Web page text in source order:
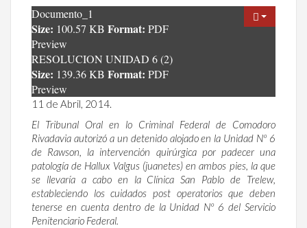
Documento_1
Size: 100.57 KB Format: PDF
Preview
RESOLUCION UNIDAD 6 (2)
Size: 139.36 KB Format: PDF
Preview
11 de Abril, 2014.
El Tribunal Oral en lo Criminal Federal de Comodoro
Rivadavia autorizó a un detenido alojado en la Unidad Nº 6
de Rawson, la intervención quirúrgica por padecer una
patología de Hallux Valgus (juanetes) en ambos pies, la que
se llevaría a cabo en la Clínica San Pablo de Trelew,
estableciendo los cuidados post operatorios que deben
tenerse en cuenta dentro de la Unidad Nº 6 del Servicio
Penitenciario Federal.